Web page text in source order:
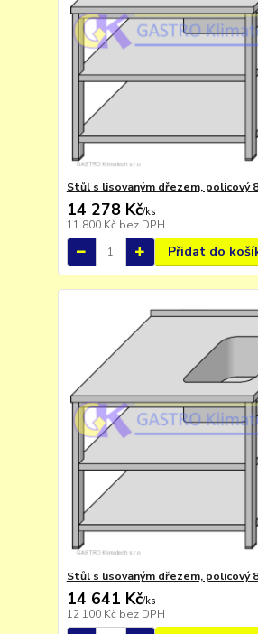
Stůl s lisovaným dřezem, policový
14 278 Kč/ks
11 800 Kč bez DPH
Přidat do
Stůl s lisovaným dřezem, policový
14 641 Kč/ks
12 100 Kč bez DPH